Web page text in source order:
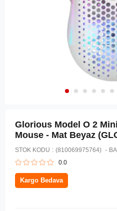
Glorious Model O 2
Mouse - Mat Beyaz
STOK KODU (810069975764)
0.0
Kargo Bedava